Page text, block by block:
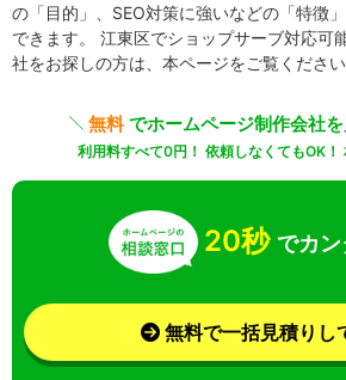
の「目的」、SEO対策に強いなどの「特徴
できます。 江東区でショップサーブ対応可
社をお探しの方は、本ページをご覧ください
無料でホームページ制作会社
利用料すべて0円！ 依頼しなくてもOK！
20秒 でカ
無料で一括見積りし